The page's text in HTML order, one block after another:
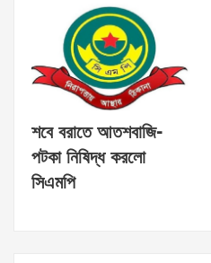
শবে বরাতে আতশবাজি-
পটকা নিষিদ্ধ করলো
সিএমপি